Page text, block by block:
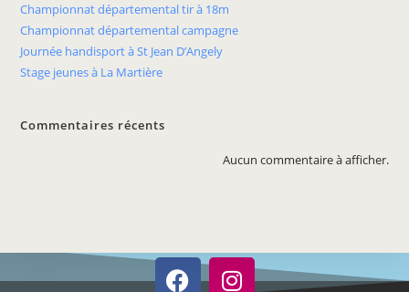
Championnat départemental tir à 18m
Championnat départemental campagne
Journée handisport à St Jean D’Angely
Stage jeunes à La Martière
Commentaires récents
Aucun commentaire à afficher.